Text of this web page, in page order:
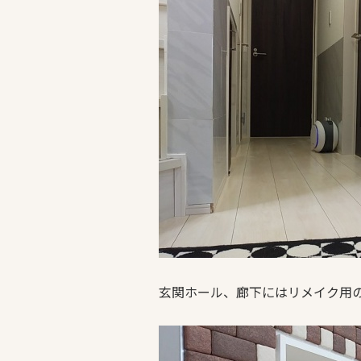
玄関ホール、廊下にはリメイク用